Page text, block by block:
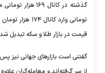
گذشته در کانال
تومانی وارد
قیمت در بازار طلا و سکه تبدیل
گفتنی است بازار‌های جهانی نیز